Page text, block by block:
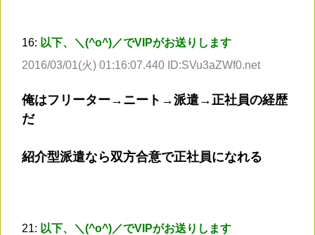
16: 以下、＼(^o^)／でVIPがお送りします
2016/03/01(火) 01:16:07.440 ID:SVu3aZWf0.net
俺はフリーター→ニート→派遣→正社員の経歴
だ
紹介型派遣なら双方合意で正社員になれる
21: 以下、＼(^o^)／でVIPがお送りします